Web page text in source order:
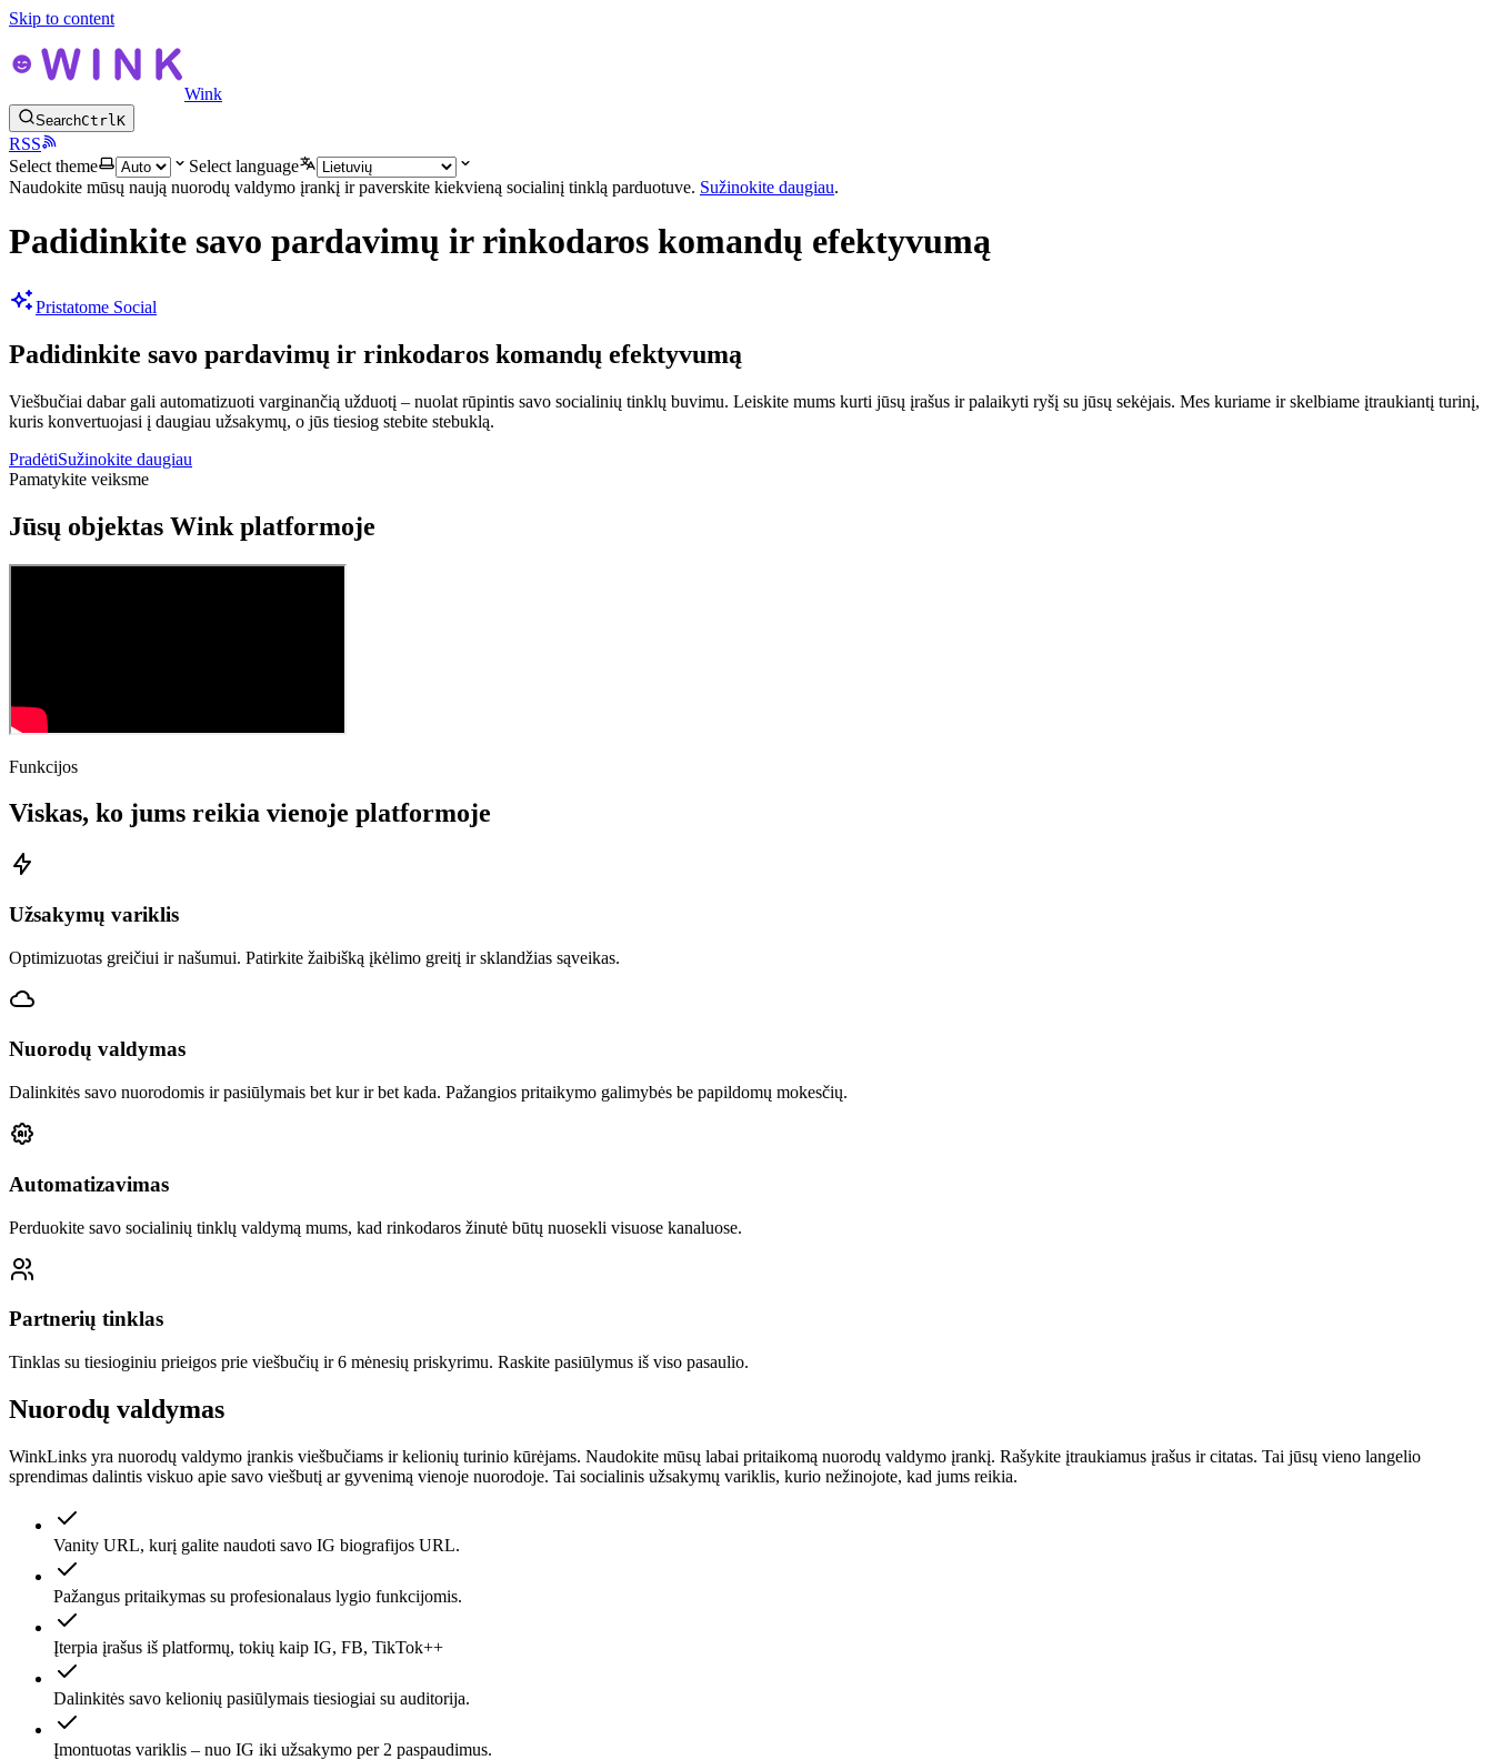
Skip to content
Wink
SearchCtrlK
RSS
Select theme
Select language
Naudokite mūsų naują nuorodų valdymo įrankį ir paverskite kiekvieną socialinį tinklą parduotuve. Sužinokite daugiau.
Padidinkite savo pardavimų ir rinkodaros komandų efektyvumą
Pristatome Social
Padidinkite savo pardavimų ir rinkodaros komandų efektyvumą
Viešbučiai dabar gali automatizuoti varginančią užduotį – nuolat rūpintis savo socialinių tinklų buvimu. Leiskite mums kurti jūsų įrašus ir palaikyti ryšį su jūsų sekėjais. Mes kuriame ir skelbiame įtraukiantį turinį,
kuris konvertuojasi į daugiau užsakymų, o jūs tiesiog stebite stebuklą.
PradėtiSužinokite daugiau
Pamatykite veiksme
Jūsų objektas Wink platformoje
Funkcijos
Viskas, ko jums reikia vienoje platformoje
Užsakymų variklis
Optimizuotas greičiui ir našumui. Patirkite žaibišką įkėlimo greitį ir sklandžias sąveikas.
Nuorodų valdymas
Dalinkitės savo nuorodomis ir pasiūlymais bet kur ir bet kada. Pažangios pritaikymo galimybės be papildomų mokesčių.
Automatizavimas
Perduokite savo socialinių tinklų valdymą mums, kad rinkodaros žinutė būtų nuosekli visuose kanaluose.
Partnerių tinklas
Tinklas su tiesioginiu prieigos prie viešbučių ir 6 mėnesių priskyrimu. Raskite pasiūlymus iš viso pasaulio.
Nuorodų valdymas
WinkLinks yra nuorodų valdymo įrankis viešbučiams ir kelionių turinio kūrėjams. Naudokite mūsų labai pritaikomą nuorodų valdymo įrankį. Rašykite įtraukiamus įrašus ir citatas. Tai jūsų vieno langelio
sprendimas dalintis viskuo apie savo viešbutį ar gyvenimą vienoje nuorodoje. Tai socialinis užsakymų variklis, kurio nežinojote, kad jums reikia.
Vanity URL, kurį galite naudoti savo IG biografijos URL.
Pažangus pritaikymas su profesionalaus lygio funkcijomis.
Įterpia įrašus iš platformų, tokių kaip IG, FB, TikTok++
Dalinkitės savo kelionių pasiūlymais tiesiogiai su auditorija.
Įmontuotas variklis – nuo IG iki užsakymo per 2 paspaudimus.